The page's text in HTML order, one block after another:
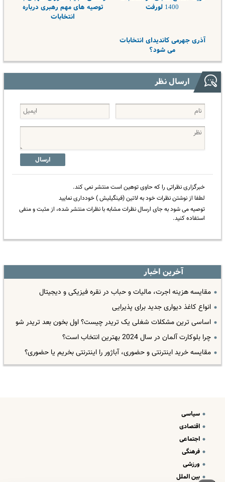
1400 لورفت
توصیه های مهم رهبری درباره
انتخابات
آذری جهرمی کاندیدای انتخابات
می شود؟
ارسال نظر
ارسال
خبرگزاری نظراتی را که حاوی توهین است منتشر نمی کند.
لطفا از نوشتن نظرات خود به لاتین (فینگیلیش ) خودداری نمایید
توصیه می شود به جای ارسال نظرات مشابه با نظرات منتشر شده، از مثبت و منفی
استفاده کنید.
آخرین اخبار
مقایسه هزینه اجرت، مالیات و حباب در نقره فیزیکی و دیجیتال
انواع کاغذ دیواری جدید برای پذیرایی
اساسی ترین مشکلات شغلی یک تریدر چیست؟ اول بخون بعد تریدر شو
چرا بلوکارت آلمان در سال 2024 بهترین انتخاب است؟
مقایسه خرید اینترنتی و حضوری، آباژور را اینترنتی بخریم یا حضوری؟
سیاسی
اقتصادی
اجتماعی
فرهنگی
ورزشی
بین الملل